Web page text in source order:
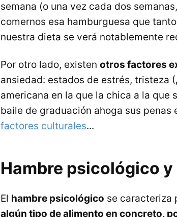
semana (o una vez cada dos
comernos esa hamburguesa que
nuestra dieta se verá notablemente
Por otro lado, existen otros factores
ansiedad: estados de estrés, tristeza
americana en la que la chica a la que
baile de graduación ahoga sus
factores culturales...
Hambre psicológico
El hambre psicológico se caracteriza
algún tipo de alimento en concreto,